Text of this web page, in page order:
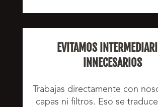
EVITAMOS
INNECESARIOS
Trabajas directamente con
capas ni filtros. Eso se